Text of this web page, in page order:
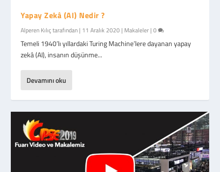
Yapay Zekâ (AI) Nedir ?
Alperen Kılıçtarafından | 11 Aralık 2020 | Makaleler |0
Temeli 1940’lı yıllardaki Turing Machine’lere dayanan yapay
zekâ (AI), insanın düşünme...
Devamını oku